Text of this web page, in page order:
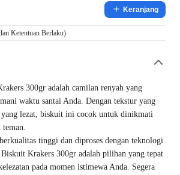
Keranjang
Ketentuan Berlaku)
300gr adalah camilan renyah yang
waktu santai Anda. Dengan tekstur yang
yang lezat, biskuit ini cocok untuk dinikmati
teman.
tinggi dan diproses dengan teknologi
Krakers 300gr adalah pilihan yang tepat
pada momen istimewa Anda. Segera